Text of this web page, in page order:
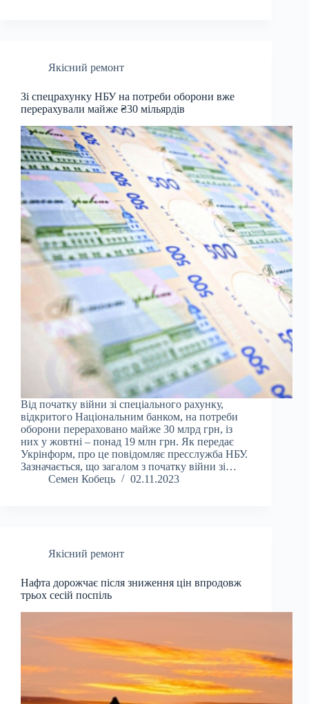
Якісний ремонт
Зі спецрахунку НБУ на потреби оборони вже
перерахували майже ₴30 мільярдів
Від початку війни зі спеціального рахунку,
відкритого Національним банком, на потреби
оборони перераховано майже 30 млрд грн, із
них у жовтні – понад 19 млн грн. Як передає
Укрінформ, про це повідомляє пресслужба НБУ.
Зазначається, що загалом з початку війни зі…
Семен Кобець
02.11.2023
Якісний ремонт
Нафта дорожчає після зниження цін впродовж
трьох сесій поспіль